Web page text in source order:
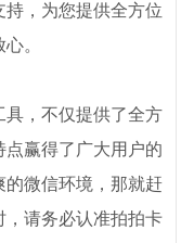
，为您提供全方位
。
具，不仅提供了全方
赢得了广大用户的
的微信环境，那就赶
，请务必认准拍拍卡